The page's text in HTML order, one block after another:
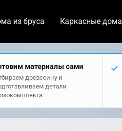
из бруса Каркасные дома
материалы сами
древесину и
детали